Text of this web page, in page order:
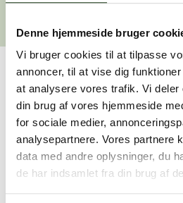
Denne hjemmeside bruger
Vi bruger cookies til at tilpasse
annoncer, til at vise dig
at analysere vores trafik. Vi deler
din brug af vores hjemmeside
for sociale medier,
analysepartnere. Vores partnere
data med andre oplysninger, du
de har indsamlet fra din brug af
Har du brug
Vi er her for at hjælpe dig. Du er
os, hvis du har spørgsmål
59 45
Find